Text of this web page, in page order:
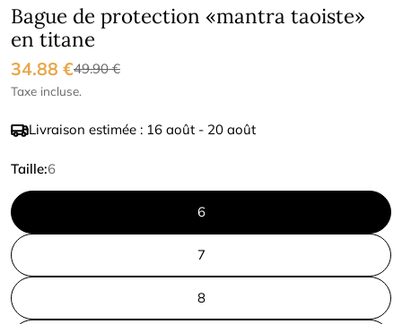
Bague de protection «mantra taoiste»
en titane
Prix
vente
34.88 €
Prix
49.90 €
Taxe incluse.
Livraison estimée : 16 août - 20 août
Taille:6
6
7
8